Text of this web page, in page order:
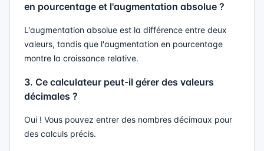
en pourcentage et l'augmentation absolue ?
L'augmentation absolue est la différence entre deux
valeurs, tandis que l'augmentation en pourcentage
montre la croissance relative.
3. Ce calculateur peut-il gérer des valeurs
décimales ?
Oui ! Vous pouvez entrer des nombres décimaux pour
des calculs précis.